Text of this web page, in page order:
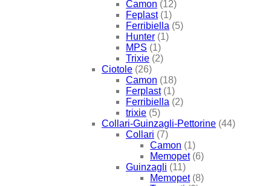
Camon (12)
Feplast (1)
Ferribiella (5)
Hunter (1)
MPS (1)
Trixie (2)
Ciotole (26)
Camon (18)
Ferplast (1)
Ferribiella (2)
trixie (5)
Collari-Guinzagli-Pettorine (44)
Collari (7)
Camon (1)
Memopet (6)
Guinzagli (11)
Memopet (8)